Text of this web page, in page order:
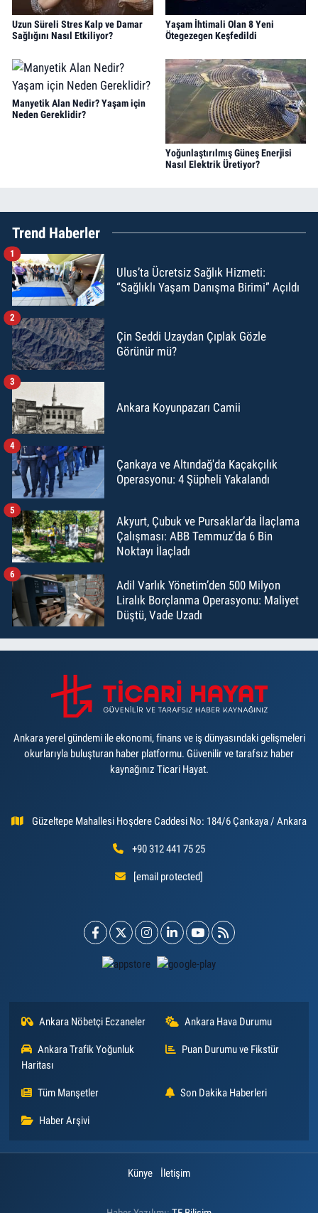
Uzun Süreli Stres Kalp ve Damar
Sağlığını Nasıl Etkiliyor?
Yaşam İhtimali Olan 8 Yeni
Ötegezegen Keşfedildi
Manyetik Alan Nedir? Yaşam için
Neden Gereklidir?
Yoğunlaştırılmış Güneş Enerjisi
Nasıl Elektrik Üretiyor?
Trend Haberler
Ulus’ta Ücretsiz Sağlık Hizmeti:
“Sağlıklı Yaşam Danışma Birimi” Açıldı
1
Çin Seddi Uzaydan Çıplak Gözle
Görünür mü?
2
Ankara Koyunpazarı Camii
3
Çankaya ve Altındağ'da Kaçakçılık
Operasyonu: 4 Şüpheli Yakalandı
4
Akyurt, Çubuk ve Pursaklar’da İlaçlama
Çalışması: ABB Temmuz’da 6 Bin
Noktayı İlaçladı
5
Adil Varlık Yönetim’den 500 Milyon
Liralık Borçlanma Operasyonu: Maliyet
Düştü, Vade Uzadı
6
Ankara yerel gündemi ile ekonomi, finans ve iş dünyasındaki gelişmeleri
okurlarıyla buluşturan haber platformu. Güvenilir ve tarafsız haber
kaynağınız Ticari Hayat.
Güzeltepe Mahallesi Hoşdere Caddesi No: 184/6 Çankaya / Ankara
+90 312 441 75 25
[email protected]
Ankara Nöbetçi Eczaneler Ankara Hava Durumu
Ankara Trafik Yoğunluk
Haritası
Puan Durumu ve Fikstür
Tüm Manşetler Son Dakika Haberleri
Haber Arşivi
Künye İletişim